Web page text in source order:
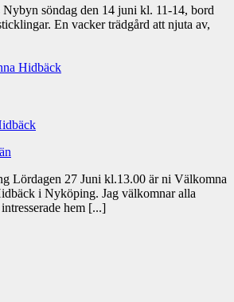
söndag den 14 juni kl. 11-14, bord
En vacker trädgård att njuta av,
Hidbäck
Lördagen 27 Juni kl.13.00 är ni Välkomna
i Nyköping. Jag välkomnar alla
hem [...]